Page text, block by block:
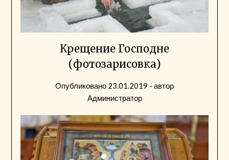
Крещение Господне
(фотозарисовка)
Опубликовано 23.01.2019 - автор
Администратор